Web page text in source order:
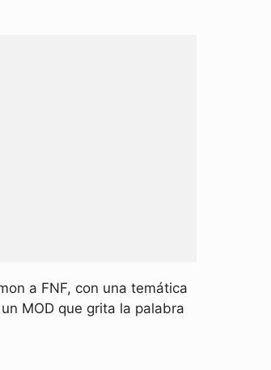
a FNF, con una temática
MOD que grita la palabra